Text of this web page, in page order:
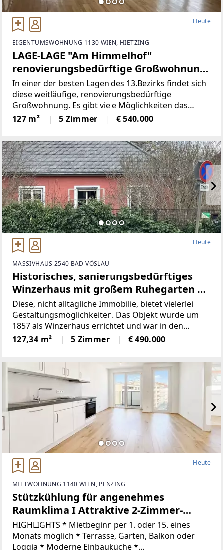
Heute
EIGENTUMSWOHNUNG 1130 WIEN, HIETZING
LAGE-LAGE "Am Himmelhof"
renovierungsbedürftige Großwohnung
| ZELLMANN IMMOBILIEN
In einer der besten Lagen des 13.Bezirks findet sich
diese weitläufige, renovierungsbedürftige
Großwohnung. Es gibt viele Möglichkeiten das
Objekt nach seinen eigenen Bedürfnissen zu
gestalten. Neben zwei Loggias mit insgesamt ca. 17
127 m² 5 Zimmer € 540.000
Heute
MASSIVHAUS 2540 BAD VÖSLAU
Historisches, sanierungsbedürftiges
Winzerhaus mit großem Ruhegarten |
ZELLMANN IMMOBILIEN
Diese, nicht alltägliche Immobilie, bietet vielerlei
Gestaltungsmöglichkeiten. Das Objekt wurde um
1857 als Winzerhaus errichtet und war in den
letzten Jahren das Sommerdomizil des bekannten
Komponisten und Schriftstellers Johann Karl Regber.
127,34 m² 5 Zimmer € 490.000
Heute
MIETWOHNUNG 1140 WIEN, PENZING
Stützkühlung für angenehmes
Raumklima I Attraktive 2-Zimmer-
Wohnung mit Balkon | 1 Gehminute zur
U3
HIGHLIGHTS * Mietbeginn per 1. oder 15. eines
Monats möglich * Terrasse, Garten, Balkon oder
Loggia * Moderne Einbauküche *